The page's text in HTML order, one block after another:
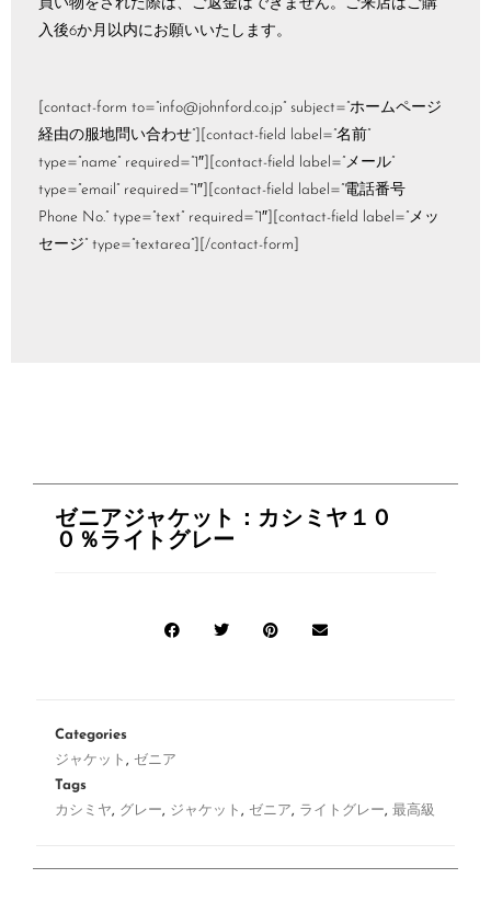
買い物をされた際は、ご返金はできません。ご来店はご購
入後6か月以内にお願いいたします。
[contact-form to=”info@johnford.co.jp” subject=”ホームページ
経由の服地問い合わせ”][contact-field label=”名前”
type=”name” required=”1″][contact-field label=”メール”
type=”email” required=”1″][contact-field label=”電話番号
Phone No.” type=”text” required=”1″][contact-field label=”メッ
セージ” type=”textarea”][/contact-form]
ゼニアジャケット：カシミヤ１０
０％ライトグレー
Categories
ジャケット , ゼニア
Tags
カシミヤ, グレー, ジャケット , ゼニア, ライトグレー, 最高級